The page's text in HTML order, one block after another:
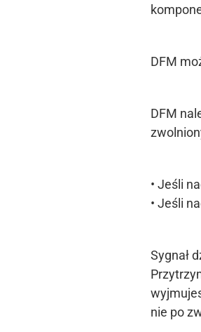
DFM
DFM
• Jeśli
• Jeśli
Sygnał
nie po